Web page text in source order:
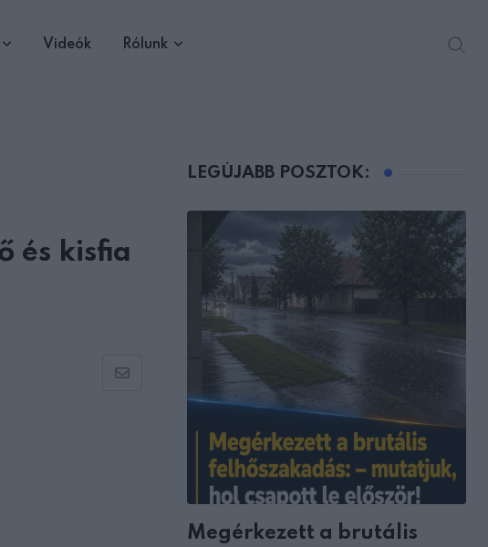
Videók Rólunk
és kisfia
Share
LEGÚJABB POSZTOK:
Megérkezett a brutális